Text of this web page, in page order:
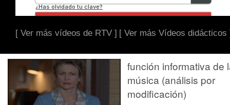
[ Ver más vídeos de RTV ] [ Ver más Vídeos didácticos
función informativa de
música (análisis por
modificación)